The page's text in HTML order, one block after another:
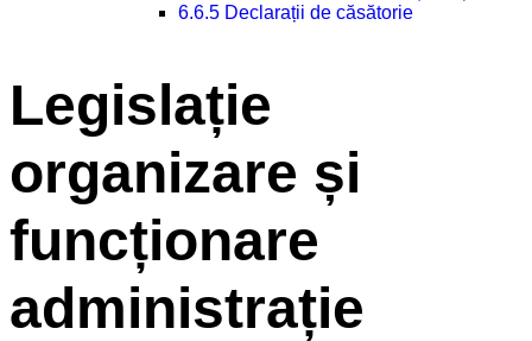
6.6.5 Declarații de căsătorie
Legislație
organizare și
funcționare
administrație